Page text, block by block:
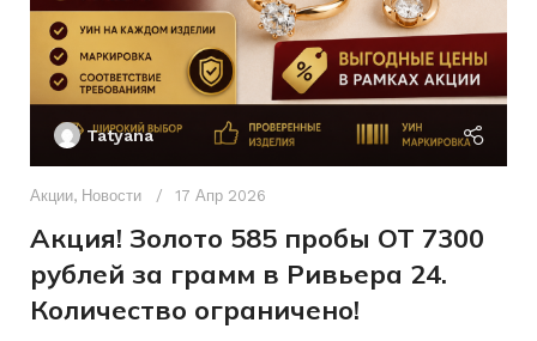
3/5А,
60Кр57-
0,271
3/5А
ДЛЯ КОГО Женщинам
СОСТОЯНИЕ Б/У
ДЛЯ КОГО Женщинам
СОСТОЯНИЕ Б/У
Tatyana
Акции, Новости 17 Апр 2026
Акция! Золото 585 пробы ОТ 7300
рублей за грамм в Ривьера 24.
Количество ограничено!